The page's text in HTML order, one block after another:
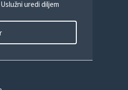
uredi diljem